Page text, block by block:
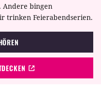
Andere bingen
trinken Feierabendserien.